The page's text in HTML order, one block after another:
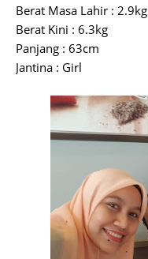
Berat Masa Lahir : 2.9kg
Berat Kini : 6.3kg
Panjang : 63cm
Jantina : Girl